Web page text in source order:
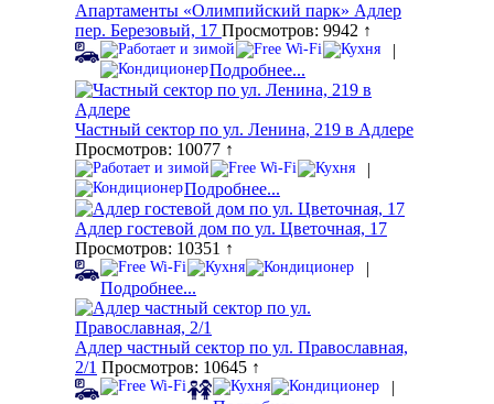
Апартаменты «Олимпийский парк» Адлер
пер. Березовый, 17 Просмотров: 9942 ↑
|
Подробнее...
Частный сектор по ул. Ленина, 219 в Адлере
Просмотров: 10077 ↑
|
Подробнее...
Адлер гостевой дом по ул. Цветочная, 17
Просмотров: 10351 ↑
|
Подробнее...
Адлер частный сектор по ул. Православная,
2/1 Просмотров: 10645 ↑
|